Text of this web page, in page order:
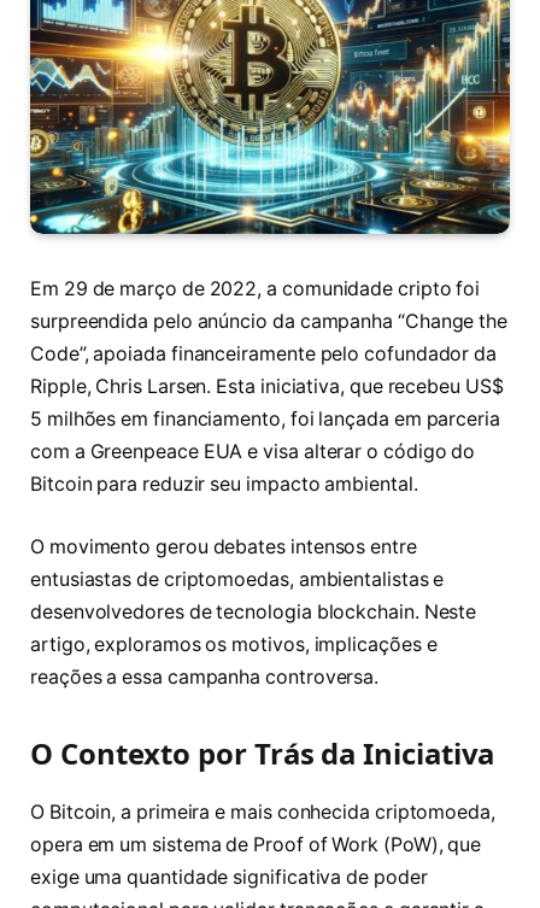
Em 29 de março de 2022, a comunidade cripto foi
surpreendida pelo anúncio da campanha “Change the
Code”, apoiada financeiramente pelo cofundador da
Ripple, Chris Larsen. Esta iniciativa, que recebeu US$
5 milhões em financiamento, foi lançada em parceria
com a Greenpeace EUA e visa alterar o código do
Bitcoin para reduzir seu impacto ambiental.
O movimento gerou debates intensos entre
entusiastas de criptomoedas, ambientalistas e
desenvolvedores de tecnologia blockchain. Neste
artigo, exploramos os motivos, implicações e
reações a essa campanha controversa.
O Contexto por Trás da Iniciativa
O Bitcoin, a primeira e mais conhecida criptomoeda,
opera em um sistema de Proof of Work (PoW), que
exige uma quantidade significativa de poder